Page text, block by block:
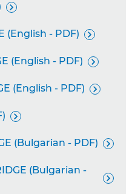

(English - PDF) 
(English - PDF) 
(English - PDF) 

(Bulgarian - PDF) 
(Bulgarian -
